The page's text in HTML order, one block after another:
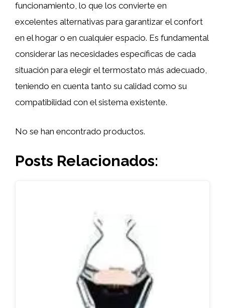
funcionamiento, lo que los convierte en
excelentes alternativas para garantizar el confort
en el hogar o en cualquier espacio. Es fundamental
considerar las necesidades específicas de cada
situación para elegir el termostato más adecuado,
teniendo en cuenta tanto su calidad como su
compatibilidad con el sistema existente.
No se han encontrado productos.
Posts Relacionados: